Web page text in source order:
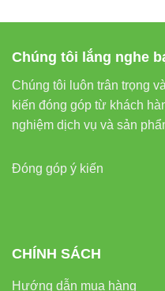
Chúng tôi lắng nghe
Chúng tôi luôn trân trọng
kiến đóng góp từ khách
nghiệm dịch vụ và sản
Đóng góp ý kiến
CHÍNH SÁCH
Hướng dẫn mua hàng